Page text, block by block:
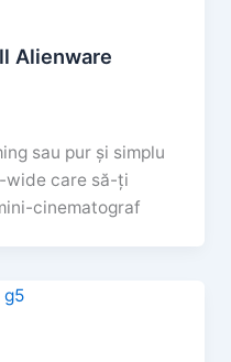
Alienware
sau pur și simplu
wide care să-ți
cinematograf